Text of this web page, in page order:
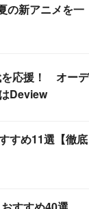
の新アニメを一
を応援！ オーデ
Deview
すめ11選【徹底